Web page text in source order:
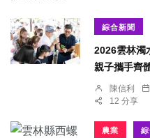
綜合新聞
2026雲林濁
親子攜手齊
陳信利
12 分享
農業